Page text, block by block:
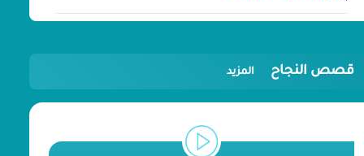
قصص النجاح المزيد